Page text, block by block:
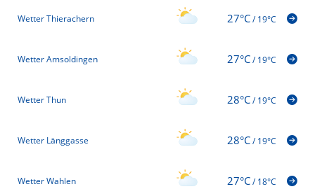
Wetter Thierachern 27°C/19°C
Wetter Amsoldingen 27°C/19°C
Wetter Thun 28°C/19°C
Wetter Länggasse 28°C/19°C
Wetter Wahlen 27°C/18°C